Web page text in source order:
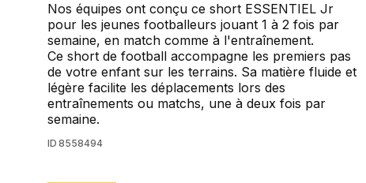
Nos équipes ont conçu ce short ESSENTIEL Jr
pour les jeunes footballeurs jouant 1 à 2 fois par
semaine, en match comme à l'entraînement.
Ce short de football accompagne les premiers pas
de votre enfant sur les terrains. Sa matière fluide et
légère facilite les déplacements lors des
entraînements ou matchs, une à deux fois par
semaine.
ID 8558494